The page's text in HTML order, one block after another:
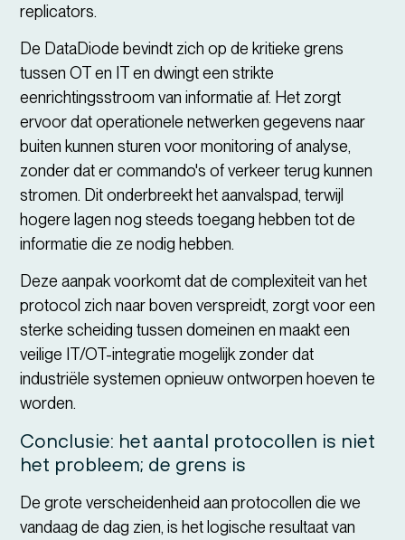
replicators.
De DataDiode bevindt zich op de kritieke grens
tussen OT en IT en dwingt een strikte
eenrichtingsstroom van informatie af. Het zorgt
ervoor dat operationele netwerken gegevens naar
buiten kunnen sturen voor monitoring of analyse,
zonder dat er commando's of verkeer terug kunnen
stromen. Dit onderbreekt het aanvalspad, terwijl
hogere lagen nog steeds toegang hebben tot de
informatie die ze nodig hebben.
Deze aanpak voorkomt dat de complexiteit van het
protocol zich naar boven verspreidt, zorgt voor een
sterke scheiding tussen domeinen en maakt een
veilige IT/OT-integratie mogelijk zonder dat
industriële systemen opnieuw ontworpen hoeven te
worden.
Conclusie: het aantal protocollen is niet
het probleem; de grens is
De grote verscheidenheid aan protocollen die we
vandaag de dag zien, is het logische resultaat van